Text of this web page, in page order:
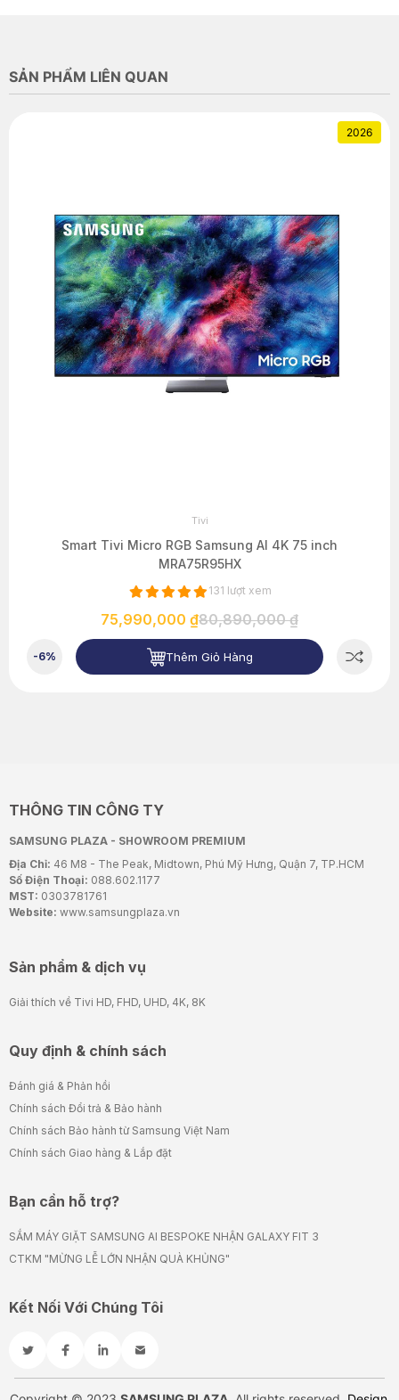
SẢN PHẨM LIÊN QUAN
2026
Tivi
Smart Tivi Micro RGB Samsung AI 4K 75 inch
MRA75R95HX
131 lượt xem
75,990,000 ₫80,890,000 ₫
-6% Thêm Giỏ Hàng
THÔNG TIN CÔNG TY
SAMSUNG PLAZA - SHOWROOM PREMIUM
Địa Chỉ: 46 M8 - The Peak, Midtown, Phú Mỹ Hưng, Quận 7, TP.HCM
Số Điện Thoại: 088.602.1177
MST: 0303781761
Website: www.samsungplaza.vn
Sản phẩm & dịch vụ
Giải thích về Tivi HD, FHD, UHD, 4K, 8K
Quy định & chính sách
Đánh giá & Phản hồi
Chính sách Đổi trả & Bảo hành
Chính sách Bảo hành từ Samsung Việt Nam
Chính sách Giao hàng & Lắp đặt
Bạn cần hỗ trợ?
SẮM MÁY GIẶT SAMSUNG AI BESPOKE NHẬN GALAXY FIT 3
CTKM "MỪNG LỄ LỚN NHẬN QUÀ KHỦNG"
Kết Nối Với Chúng Tôi